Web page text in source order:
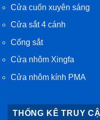
Cửa cuốn xuyên sáng
Cửa sắt 4 cánh
Cổng sắt
Cửa nhôm Xingfa
Cửa nhôm kính PMA
THỐNG KÊ TRUY